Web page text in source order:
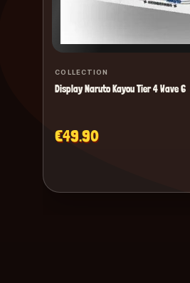
COLLECTION
Display Naruto Kayou Tier 4 Wave 6
€49.90